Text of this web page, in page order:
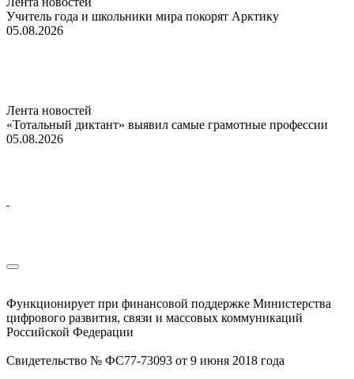
Учитель года и школьники мира покорят Арктику
05.08.2026
Лента новостей
«Тотальный диктант» выявил самые грамотные профессии
05.08.2026
Функционирует при финансовой поддержке Министерства
цифрового развития, связи и массовых коммуникаций
Российской Федерации
Свидетельство № ФС77-73093 от 9 июня 2018 года